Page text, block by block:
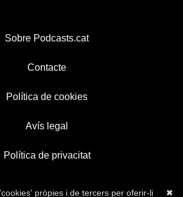
Sobre Podcasts.cat
Contacte
Política de cookies
Avís legal
Política de privacitat
✖
pròpies i de tercers per oferir-li